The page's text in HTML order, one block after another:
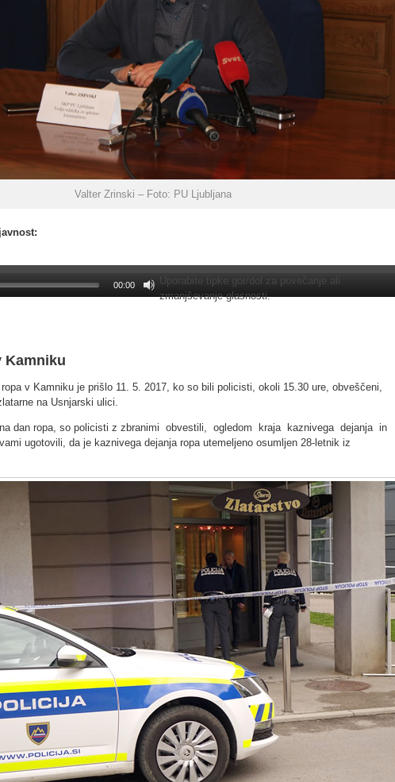
Valter Zrinski – Foto: PU Ljubljana
00:00
Uporabite tipke gor/dol za povečanje ali
zmanjševanje glasnosti.
Kamniku
v Kamniku je prišlo 11. 5. 2017, ko so bili policisti, okoli 15.30 ure, obveščeni,
na Usnjarski ulici.
dan ropa, so policisti z zbranimi obvestili, ogledom kraja kaznivega dejanja in
ugotovili, da je kaznivega dejanja ropa utemeljeno osumljen 28-letnik iz